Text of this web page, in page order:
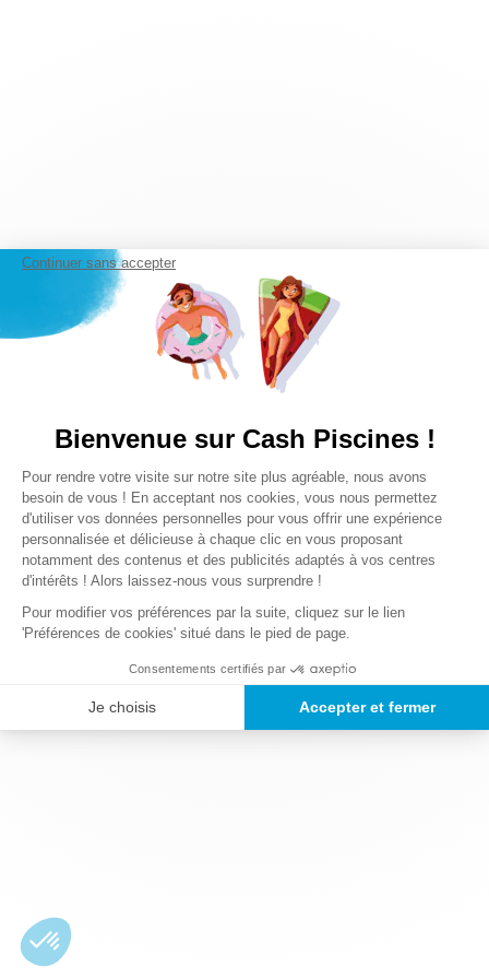
Continuer sans accepter
Bienvenue sur Cash Piscines !
Plateforme de Gestion du
Pour rendre votre visite sur notre site plus agréable, nous avons
besoin de vous ! En acceptant nos cookies, vous nous permettez
d'utiliser vos données personnelles pour vous offrir une expérience
personnalisée et délicieuse à chaque clic en vous proposant
notamment des contenus et des publicités adaptés à vos centres
d'intérêts ! Alors laissez-nous vous surprendre !
Pour modifier vos préférences par la suite, cliquez sur le lien
'Préférences de cookies' situé dans le pied de page.
Consentements certifiés par
Je choisis Accepter et fermer
Axeptio consent